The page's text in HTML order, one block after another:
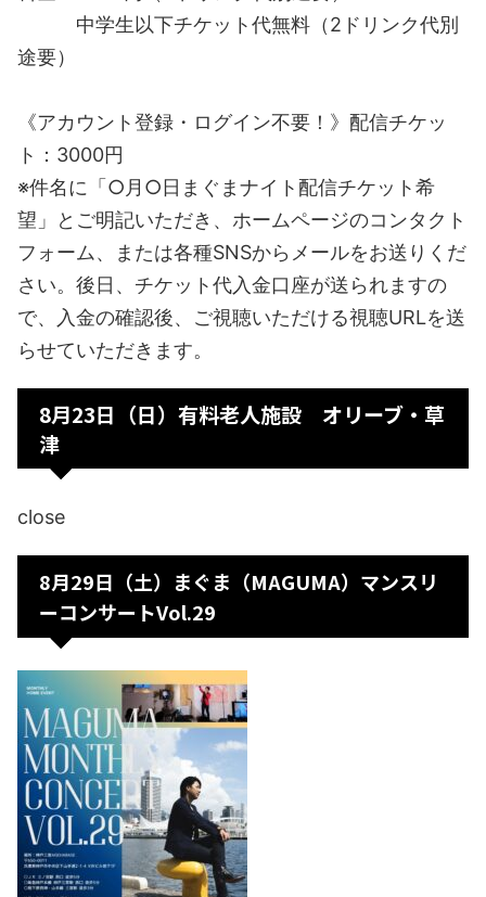
中学生以下チケット代無料（2ドリンク代別
途要）
《アカウント登録・ログイン不要！》配信チケッ
ト：3000円
※件名に「○月○日まぐまナイト配信チケット希
望」とご明記いただき、ホームページのコンタクト
フォーム、または各種SNSからメールをお送りくだ
さい。後日、チケット代入金口座が送られますの
で、入金の確認後、ご視聴いただける視聴URLを送
らせていただきます。
8月23日（日）有料老人施設 オリーブ・草
津
close
8月29日（土）まぐま（MAGUMA）マンスリ
ーコンサートVol.29